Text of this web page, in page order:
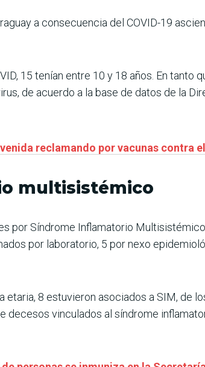
a consecuencia del COVID-19
15 tenían entre 10 y 18 años. En tanto
de acuerdo a la base de datos de la
reclamando por vacunas contra
multisistémico
por Síndrome Inflamatorio
por laboratorio, 5 por nexo
8 estuvieron asociados a SIM, de
decesos vinculados al síndrome